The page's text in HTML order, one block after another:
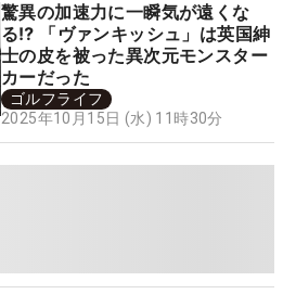
驚異の加速力に一瞬気が遠くな
る⁉ 「ヴァンキッシュ」は英国紳
士の皮を被った異次元モンスター
カーだった
ゴルフライフ
2025年10月15日 (水) 11時30分